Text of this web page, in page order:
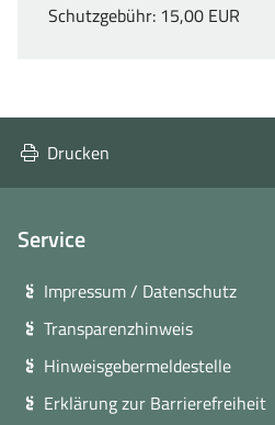
Schutzgebühr: 15,00 EUR
Drucken
Service
Impressum / Datenschutz
Transparenzhinweis
Hinweisgebermeldestelle
Erklärung zur Barrierefreiheit